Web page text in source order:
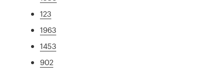
123
1963
1453
902